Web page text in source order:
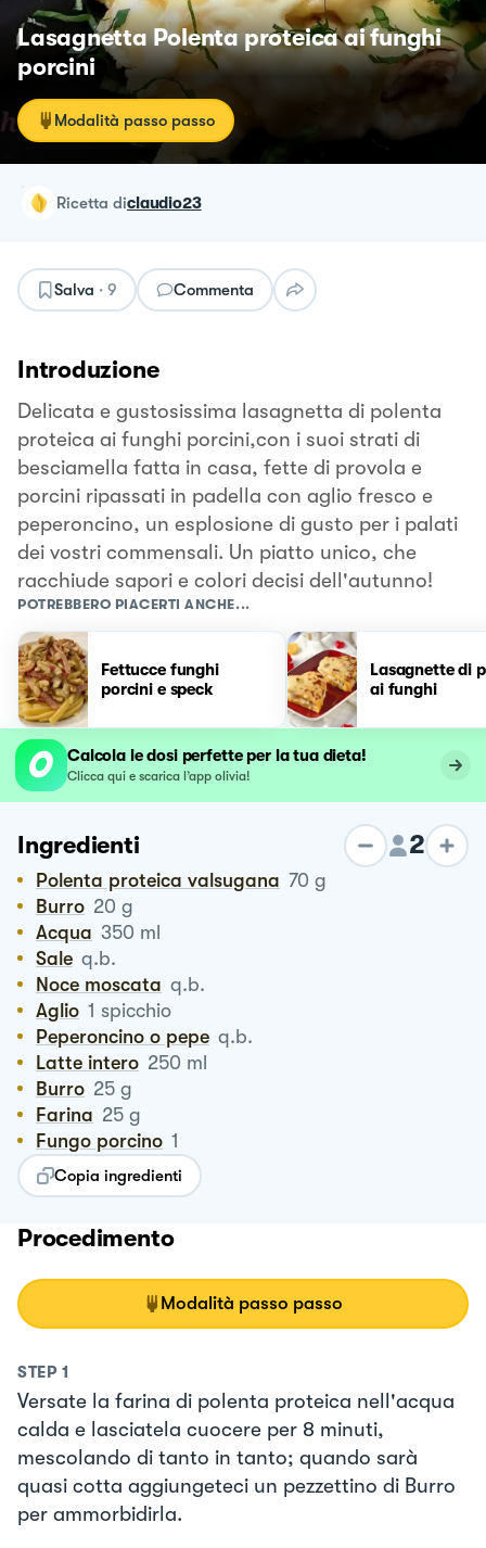
Lasagnetta Polenta proteica ai funghi
porcini
Modalità passo passo
ricetta diclaudio23
Salva · 9 Commenta
Introduzione
Delicata e gustosissima lasagnetta di polenta
proteica ai funghi porcini,con i suoi strati di
besciamella fatta in casa, fette di provola e
porcini ripassati in padella con aglio fresco e
peperoncino, un esplosione di gusto per i palati
dei vostri commensali. Un piatto unico, che
racchiude sapori e colori decisi dell'autunno!
POTREBBERO PIACERTI ANCHE...
Fettucce funghi
porcini e speck
Lasagnette di
ai funghi
Calcola le dosi perfette per la tua dieta!
Clicca qui e scarica l’app olivia!
Ingredienti 2
Polenta proteica valsugana 70 g
Burro 20 g
Acqua 350 ml
Sale q.b.
Noce moscata q.b.
Aglio 1 spicchio
Peperoncino o pepe q.b.
Latte intero 250 ml
Burro 25 g
Farina 25 g
Fungo porcino 1
Copia ingredienti
Procedimento
Modalità passo passo
STEP 1
Versate la farina di polenta proteica nell'acqua
calda e lasciatela cuocere per 8 minuti,
mescolando di tanto in tanto; quando sarà
quasi cotta aggiungeteci un pezzettino di Burro
per ammorbidirla.